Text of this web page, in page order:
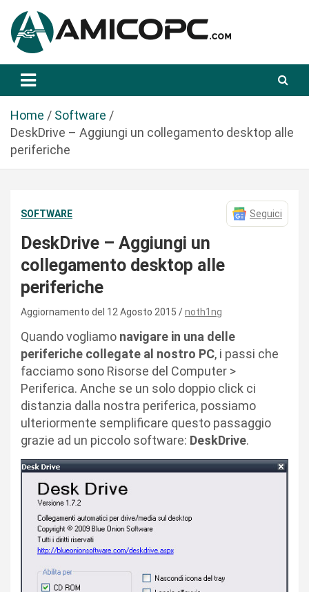
a
Amicopc.com
Home
Software
DeskDrive – Aggiungi un collegamento desktop alle
periferiche
SOFTWARE Seguici
DeskDrive – Aggiungi un
collegamento desktop alle
periferiche
Aggiornamento del 12 Agosto 2015 noth1ng
Quando vogliamo navigare in una delle
periferiche collegate al nostro PC, i passi che
facciamo sono Risorse del Computer >
Periferica. Anche se un solo doppio click ci
distanzia dalla nostra periferica, possiamo
ulteriormente semplificare questo passaggio
grazie ad un piccolo software: DeskDrive.